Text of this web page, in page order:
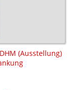
DHM (Ausstellung)